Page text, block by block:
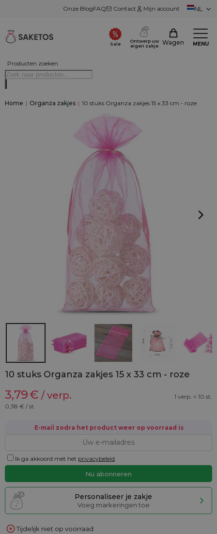
Onze BlogFAQ Contact Mijn account NL
Producten zoeken
Sale
Ontwerp uw
eigen zakje
Wagen MENU
Home | Organza zakjes | 10 stuks Organza zakjes 15 x 33 cm - roze
10 stuks Organza zakjes 15 x 33 cm - roze
3,79€ / verp.
1 verp. = 10 st.
0,38 € / st.
E-mail zodra het product weer op voorraad is
Ik ga akkoord met het privacybeleid.
Personaliseer je zakje
Voeg markeringen toe
Tijdelijk niet op voorraad